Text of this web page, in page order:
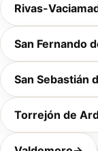
Rivas-
San Fernando
San Sebastián
Torrejón de